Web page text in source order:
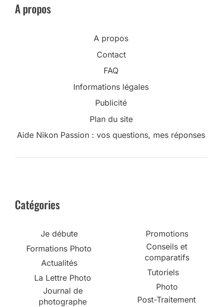
A propos
A propos
Contact
FAQ
Informations légales
Publicité
Plan du site
Aide Nikon Passion : vos questions, mes réponses
Catégories
Je débute
Formations Photo
Actualités
La Lettre Photo
Journal de
photographe
Promotions
Conseils et
comparatifs
Tutoriels
Photo
Post-Traitement